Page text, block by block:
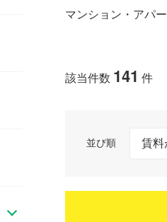
マンション・アパ
該当件数 141 件
並び順